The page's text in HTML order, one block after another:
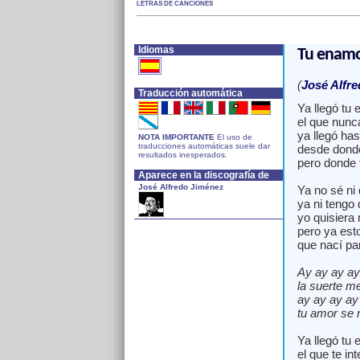
LETRAS DE CANCIONES
Idiomas
Traducción automática
NOTA IMPORTANTE El uso de
traducciones automáticas suele dar
resultados inesperados.
Aparece en la discografía de
José Alfredo Jiménez
Tu
(José
Ya llegó tu
el que
ya llegó
desde
pero
Ya no sé ni
ya ni tengo
yo quisiera
pero ya
que nací
Ay ay ay
la suerte
ay ay ay
tu amor se
Ya llegó tu
el que te